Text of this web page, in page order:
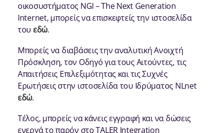
οικοσυστήματος NGI – The Next Generation
Internet, μπορείς να επισκεφτείς την ιστοσελίδα
του εδώ.
Μπορείς να διαβάσεις την αναλυτική Ανοιχτή
Πρόσκληση, τον Οδηγό για τους Αιτούντες, τις
Απαιτήσεις Επιλεξιμότητας και τις Συχνές
Ερωτήσεις στην ιστοσελίδα του Ιδρύματος NLnet
εδώ.
Τέλος, μπορείς να κάνεις εγγραφή και να δώσεις
ενεργά το παρόν στο TALER Integration